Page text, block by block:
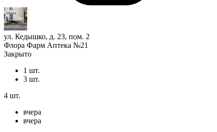
ул. Кедышко, д. 23, пом. 2
Флора Фарм Аптека №21
Закрыто
1 шт.
3 шт.
4 шт.
вчера
вчера